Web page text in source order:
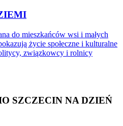
do mieszkańców wsi i małych
życie społeczne i kulturalne
związkowcy i rolnicy
SZCZECIN NA DZIEŃ